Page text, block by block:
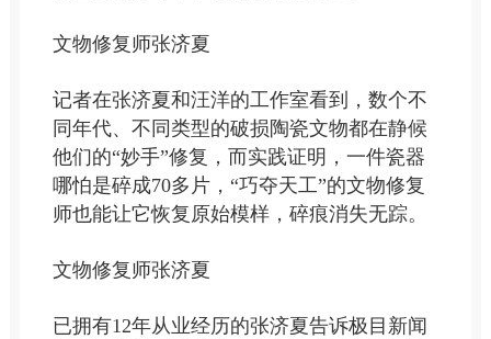
文物修复师张济夏
记者在张济夏和汪洋的工作室看到，数个不
同年代、不同类型的破损陶瓷文物都在静候
他们的“妙手”修复，而实践证明，一件瓷器
哪怕是碎成70多片，“巧夺天工”的文物修复
师也能让它恢复原始模样，碎痕消失无踪。
文物修复师张济夏
已拥有12年从业经历的张济夏告诉极目新闻